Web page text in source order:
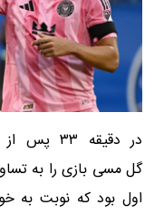
در
گل مسی بازی را به
اول بود که نوبت به